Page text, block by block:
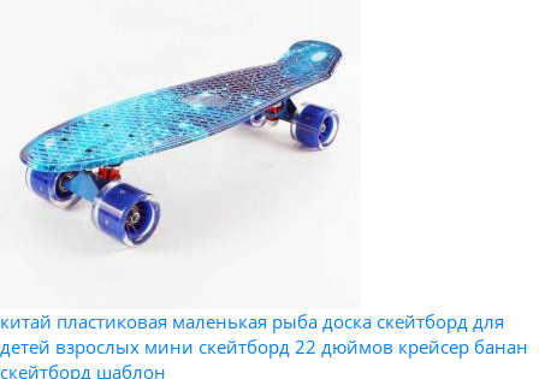
китай пластиковая маленькая рыба доска скейтборд для
детей взрослых мини скейтборд 22 дюймов крейсер банан
скейтборд шаблон